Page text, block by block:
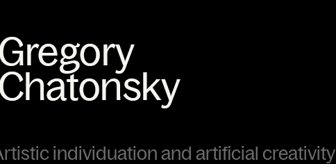
individuation and artificial creativity